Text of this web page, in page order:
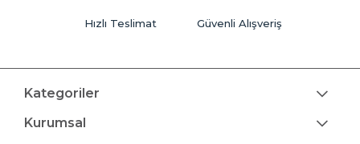
Hızlı Teslimat Güvenli Alışveriş
Kategoriler
Kurumsal